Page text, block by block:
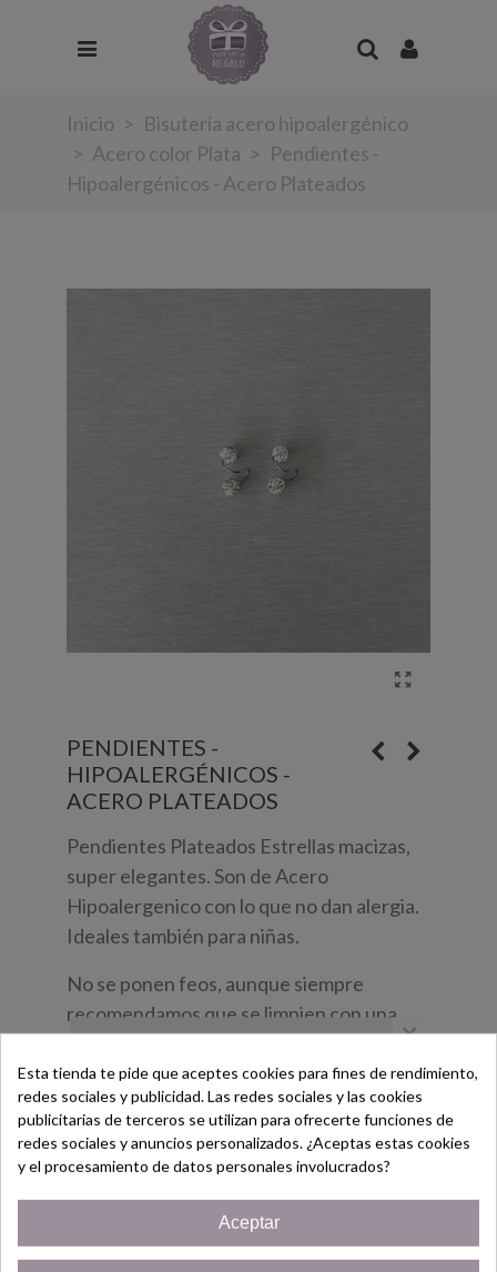
Inicio > Bisutería acero hipoalergénico
> Acero color Plata > Pendientes -
Hipoalergénicos - Acero Plateados
PENDIENTES -
HIPOALERGÉNICOS -
ACERO PLATEADOS
Pendientes Plateados Estrellas macizas,
super elegantes. Son de Acero
Hipoalergenico con lo que no dan alergia.
Ideales también para niñas.
No se ponen feos, aunque siempre
recomendamos que se limpien con una
siempre limpios.
🎁Regalo para: mamá, novia, esposa,
mujer, hija, amiga, abuela, hermana, tía,
Eventos: San valentín, Cumpleaños, Día de
la madre, Navidad, Regalo de empresa,
¡Bienvenido/a!
Regístrate hoy y consigue un
Solo por ser nuevo cliente!
×
Esta tienda te pide que aceptes cookies para fines de rendimiento,
redes sociales y publicidad. Las redes sociales y las cookies
publicitarias de terceros se utilizan para ofrecerte funciones de
redes sociales y anuncios personalizados. ¿Aceptas estas cookies
y el procesamiento de datos personales involucrados?
Aceptar